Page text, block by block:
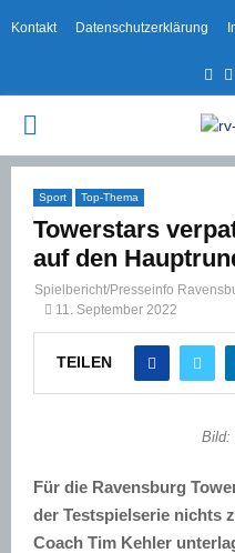
Kontakt Datenschutzerklärung
PRIMARY
MENU
Sport Top-Thema
Towerstars
auf den
Spielbericht/Presseinfo
11. September 2022
TEILEN
Bild:
Für die Ravensburg
der Testspielserie nichts
Coach Tim Kehler